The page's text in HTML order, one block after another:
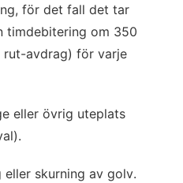
för det fall det tar
timdebitering om 350
avdrag) för varje
eller övrig uteplats
eller skurning av golv.